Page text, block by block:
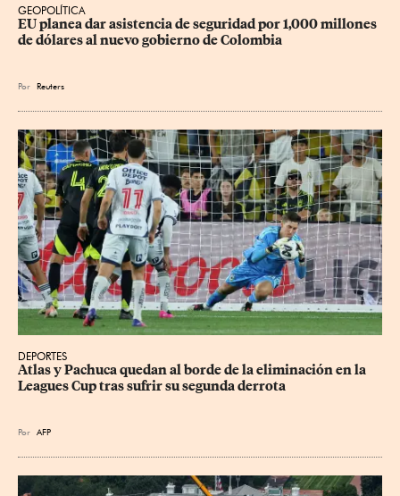
GEOPOLÍTICA
EU planea dar asistencia de seguridad por 1,000 millones
de dólares al nuevo gobierno de Colombia
Por Reuters
DEPORTES
Atlas y Pachuca quedan al borde de la eliminación en la
Leagues Cup tras sufrir su segunda derrota
Por AFP